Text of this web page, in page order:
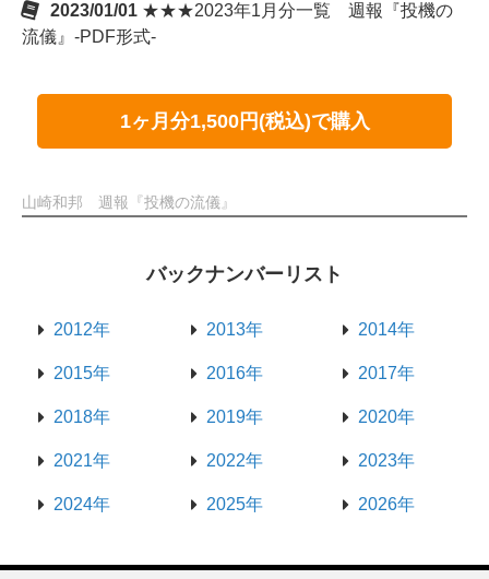
2023/01/01 ★★★2023年1月分一覧 週報『投機の
流儀』-PDF形式-
1ヶ月分1,500円(税込)で購入
山崎和邦 週報『投機の流儀』
バックナンバーリスト
2012年 2013年 2014年
2015年 2016年 2017年
2018年 2019年 2020年
2021年 2022年 2023年
2024年 2025年 2026年